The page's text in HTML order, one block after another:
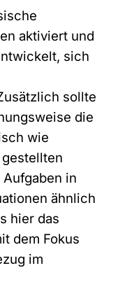
aktiviert und
sich
sollte
die
wie
in
ähnlich
hier das
dem Fokus
im
kann
den Link in